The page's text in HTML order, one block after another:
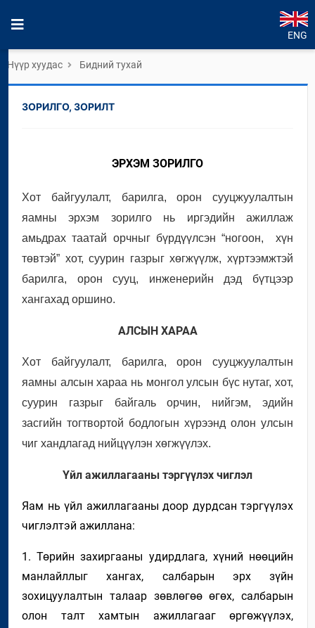
ENG
Нүүр хуудас Бидний тухай
ЗОРИЛГО, ЗОРИЛТ
ЭРХЭМ ЗОРИЛГО
Хот байгуулалт, барилга, орон сууцжуулалтын
яамны эрхэм зорилго нь иргэдийн ажиллаж
амьдрах таатай орчныг бүрдүүлсэн “ногоон, хүн
төвтэй” хот, суурин газрыг хөгжүүлж, хүртээмжтэй
барилга, орон сууц, инженерийн дэд бүтцээр
хангахад оршино.
АЛСЫН ХАРАА
Хот байгуулалт, барилга, орон сууцжуулалтын
яамны алсын хараа нь монгол улсын бүс нутаг, хот,
суурин газрыг байгаль орчин, нийгэм, эдийн
засгийн тогтвортой бодлогын хүрээнд олон улсын
чиг хандлагад нийцүүлэн хөгжүүлэх.
Үйл ажиллагааны тэргүүлэх чиглэл
Яам нь үйл ажиллагааны доор дурдсан тэргүүлэх
чиглэлтэй ажиллана:
1. Төрийн захиргааны удирдлага, хүний нөөцийн
манлайллыг хангах, салбарын эрх зүйн
зохицуулалтын талаар зөвлөгөө өгөх, салбарын
олон талт хамтын ажиллагааг өргөжүүлэх,